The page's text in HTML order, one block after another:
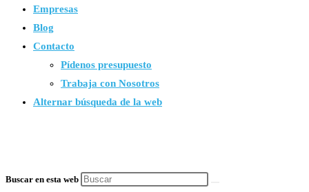
Empresas
Blog
Contacto
Pídenos presupuesto
Trabaja con Nosotros
Alternar búsqueda de la web
Buscar en esta web